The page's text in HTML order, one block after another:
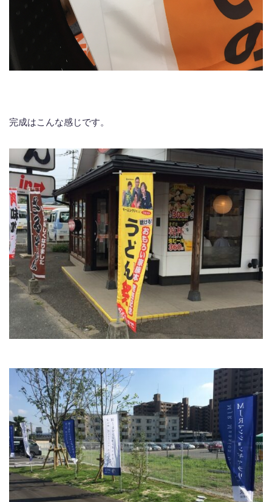
完成はこんな感じです。